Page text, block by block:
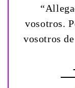
vosotros.
vosotros